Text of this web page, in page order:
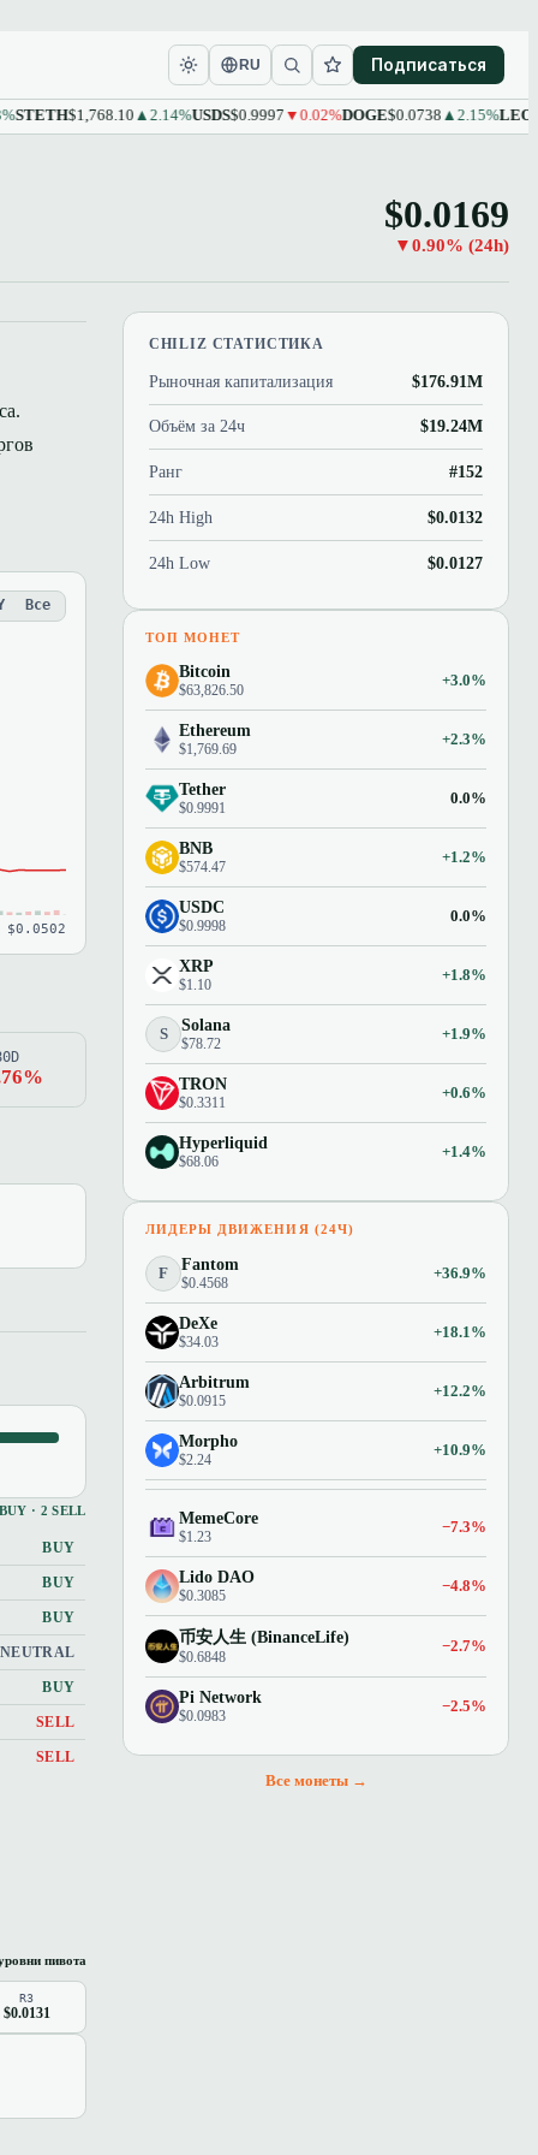
RU Подписаться
$1,768.10▲2.14% USDS$0.9997▼0.02%DOGE$0.0738▲2.15% LEO$9.61
$0.0169
▼0.90% (24h)
Все
$0.0502
· 2 SELL
BUY
BUY
BUY
NEUTRAL
BUY
SELL
SELL
пивота
R3
$0.0131
CHILIZ СТАТИСТИКА
Рыночная капитализация $176.91M
Объём за 24ч $19.24M
Ранг #152
24h High $0.0132
24h Low $0.0127
ТОП МОНЕТ
Bitcoin
$63,826.50
+3.0%
Ethereum
$1,769.69
+2.3%
Tether
$0.9991
0.0%
BNB
$574.47
+1.2%
USDC
$0.9998
0.0%
XRP
$1.10
+1.8%
S Solana
$78.72
+1.9%
TRON
$0.3311
+0.6%
Hyperliquid
$68.06
+1.4%
ЛИДЕРЫ ДВИЖЕНИЯ (24Ч)
F Fantom
$0.4568
+36.9%
DeXe
$34.03
+18.1%
Arbitrum
$0.0915
+12.2%
Morpho
$2.24
+10.9%
MemeCore
$1.23
−7.3%
Lido DAO
$0.3085
−4.8%
币安人生 (BinanceLife)
$0.6848
−2.7%
Pi Network
$0.0983
−2.5%
Все монеты →